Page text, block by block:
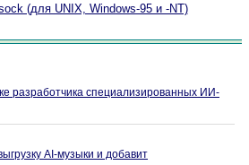
(для UNIX, Windows-95 и -NT)
разработчика специализированных ИИ-
AI-музыки и добавит